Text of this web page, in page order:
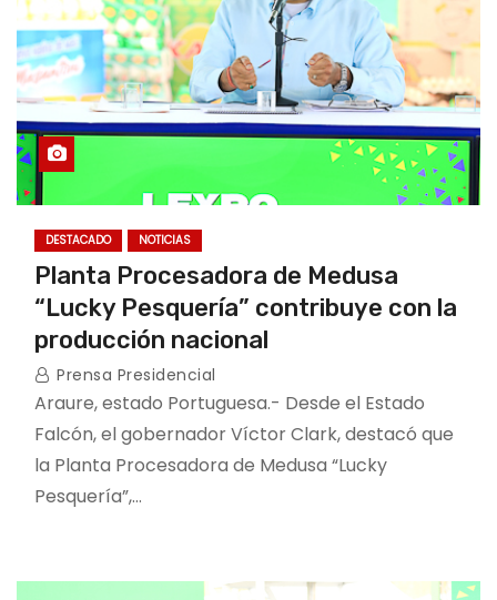
DESTACADO NOTICIAS
Planta Procesadora de Medusa
“Lucky Pesquería” contribuye con la
producción nacional
Prensa Presidencial
Araure, estado Portuguesa.- Desde el Estado
Falcón, el gobernador Víctor Clark, destacó que
la Planta Procesadora de Medusa “Lucky
Pesquería”,…